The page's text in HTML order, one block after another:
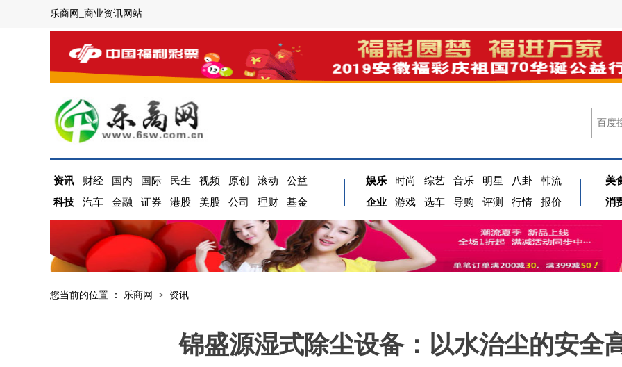
乐商网_商业资讯网站
资讯 财经 国内 国际 民生 视频 原创 滚动
公益
科技
汽车 金融 证券 港股 美股 公司 理财 基金
娱乐 时尚 综艺 音乐 明星 八卦
韩流
企业
游戏 选车 导购 评测 行情 报价
美
消
您当前的位置 ： 乐商网 > 资讯
锦盛源湿式除尘设备：以水治尘的安全